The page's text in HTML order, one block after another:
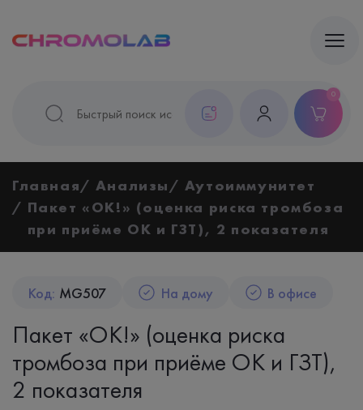
0
Главная Анализы
Аутоиммунитет
Пакет «ОК!» (оценка риска тромбоза
при приёме ОК и ГЗТ), 2 показателя
Код: MG507 На дому В офисе
Пакет «ОК!» (оценка риска
тромбоза при приёме ОК и ГЗТ),
2 показателя